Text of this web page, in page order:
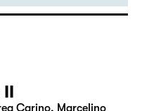
Ballett und